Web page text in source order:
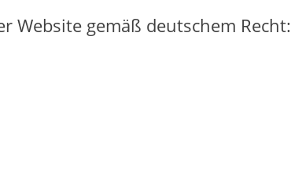
Website gemäß deutschem Recht: